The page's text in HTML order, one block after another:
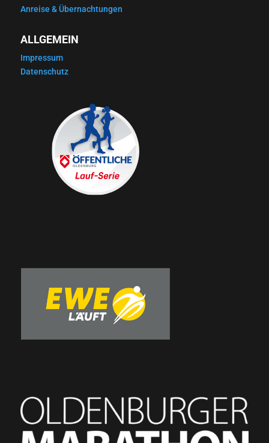
Anreise & Übernachtungen
ALLGEMEIN
Impressum
Datenschutz